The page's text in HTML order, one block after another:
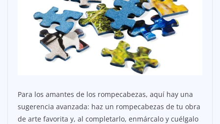
Para los amantes de los rompecabezas, aquí hay una
sugerencia avanzada: haz un rompecabezas de tu obra
de arte favorita y, al completarlo, enmárcalo y cuélgalo